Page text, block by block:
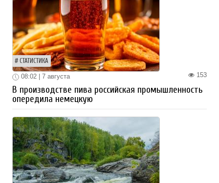
СТАТИСТИКА
153
08:02 | 7 августа
В производстве пива российская промышленность
опередила немецкую